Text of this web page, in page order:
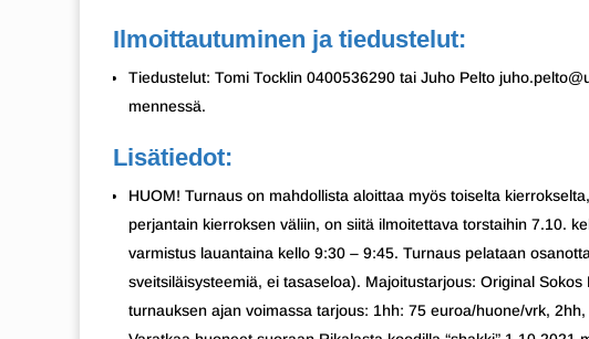
Ilmoittautuminen ja tiedustelut:
Tiedustelut: Tomi Tocklin 0400536290 tai Juho Pelto
mennessä.
Lisätiedot:
HUOM! Turnaus on mahdollista aloittaa myös toiselta
perjantain kierroksen väliin, on siitä ilmoitettava torstaihin 7.10.
varmistus lauantaina kello 9:30 – 9:45. Turnaus pelataan
sveitsiläisysteemiä, ei tasaseloa). Majoitustarjous: Original
turnauksen ajan voimassa tarjous: 1hh: 75 euroa/huone/vrk,